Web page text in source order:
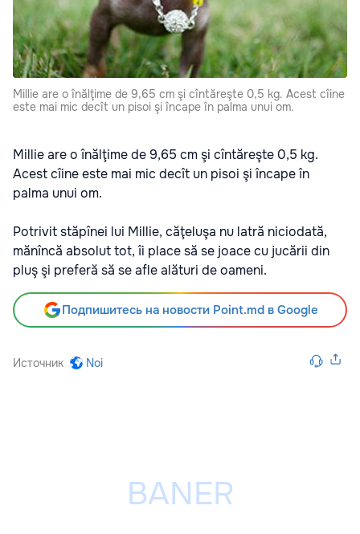
Millie are o înălţime de 9,65 cm şi cîntăreşte 0,5 kg. Acest cîine
este mai mic decît un pisoi şi încape în palma unui om.
Millie are o înălţime de 9,65 cm şi cîntăreşte 0,5 kg.
Acest cîine este mai mic decît un pisoi şi încape în
palma unui om.
Potrivit stăpînei lui Millie, căţeluşa nu latră niciodată,
mănîncă absolut tot, îi place să se joace cu jucării din
pluş şi preferă să se afle alături de oameni.
Подпишитесь на новости Point.md в Google
Источник Noi